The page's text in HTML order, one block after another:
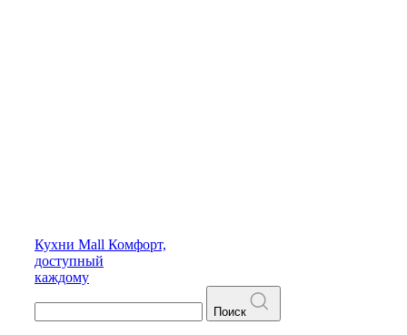
Кухни Mall Комфорт,
доступный
каждому
Поиск